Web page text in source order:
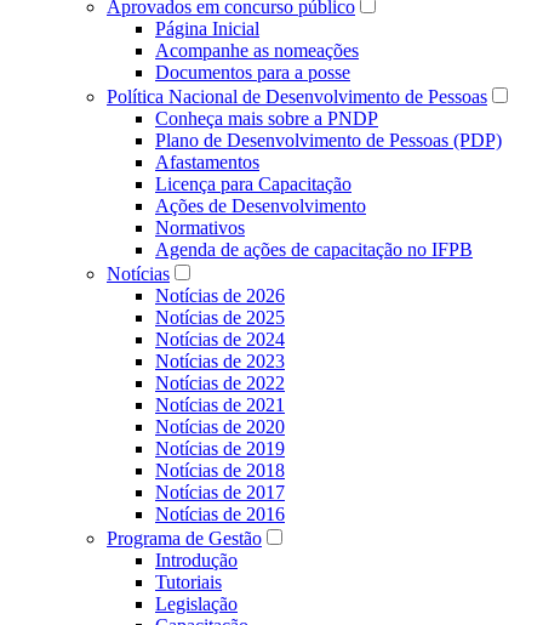
Aprovados em concurso público
Página Inicial
Acompanhe as nomeações
Documentos para a posse
Política Nacional de Desenvolvimento de Pessoas
Conheça mais sobre a PNDP
Plano de Desenvolvimento de Pessoas (PDP)
Afastamentos
Licença para Capacitação
Ações de Desenvolvimento
Normativos
Agenda de ações de capacitação no IFPB
Notícias
Notícias de 2026
Notícias de 2025
Notícias de 2024
Notícias de 2023
Notícias de 2022
Notícias de 2021
Notícias de 2020
Notícias de 2019
Notícias de 2018
Notícias de 2017
Notícias de 2016
Programa de Gestão
Introdução
Tutoriais
Legislação